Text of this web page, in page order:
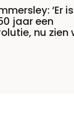
‘Er is
jaar een
nu zien